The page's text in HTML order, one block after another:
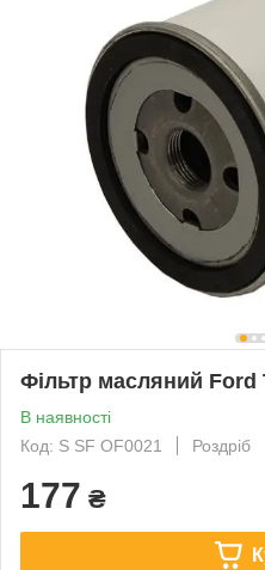
Фільтр масляний Ford
В наявності
Код: S SF OF0021
Роздріб
177 ₴